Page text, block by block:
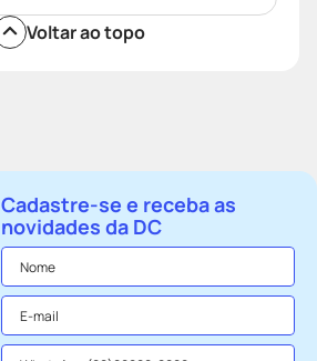
Voltar ao topo
Cadastre-se e receba as
novidades da DC